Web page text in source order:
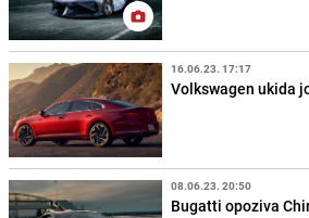
16.06.23. 17:17
Volkswagen ukida
08.06.23. 20:50
Bugatti opoziva